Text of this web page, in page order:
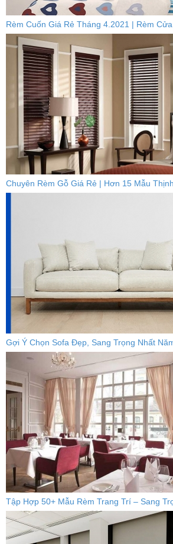
Rèm Cuốn Giá Rẻ Tháng 4.2021 | Rèm
Chuyên Rèm Gỗ Giá Rẻ | Hơn 15 Mẫu
Gợi Ý Chọn Sofa Đẹp, Sang Trọng Nhất
Tập Hợp 50+ Mẫu Rèm Trang Trí – Sang